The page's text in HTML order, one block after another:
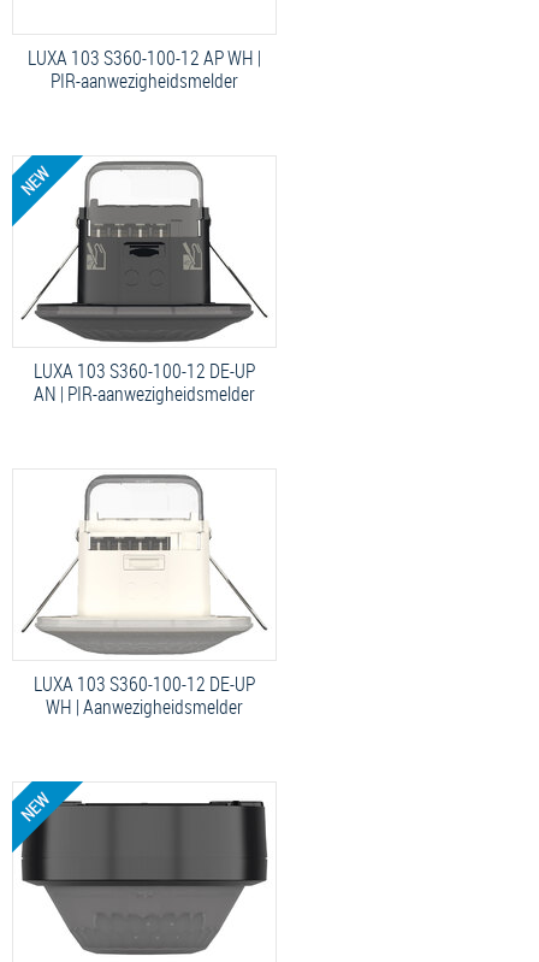
LUXA 103 S360-100-12 AP WH |
PIR-aanwezigheidsmelder
LUXA 103 S360-100-12 DE-UP
AN | PIR-aanwezigheidsmelder
LUXA 103 S360-100-12 DE-UP
WH | Aanwezigheidsmelder